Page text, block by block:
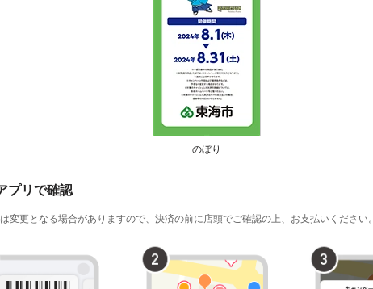
のぼり
プリで確認
変更となる場合がありますので、決済の前に店頭でご確認の上、お支払いください。